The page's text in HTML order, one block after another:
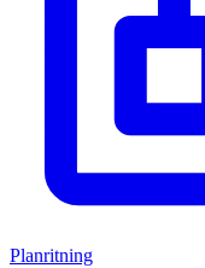
Planritning